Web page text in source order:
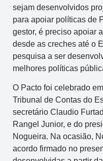
sejam desenvolvidos
para apoiar políticas de
gestor, é preciso apoiar
desde as creches até o
pesquisa a ser
melhores políticas
O Pacto foi celebrado
Tribunal de Contas do
secretário Claudio
Rangel Junior, e do
Nogueira. Na ocasião,
acordo firmado no